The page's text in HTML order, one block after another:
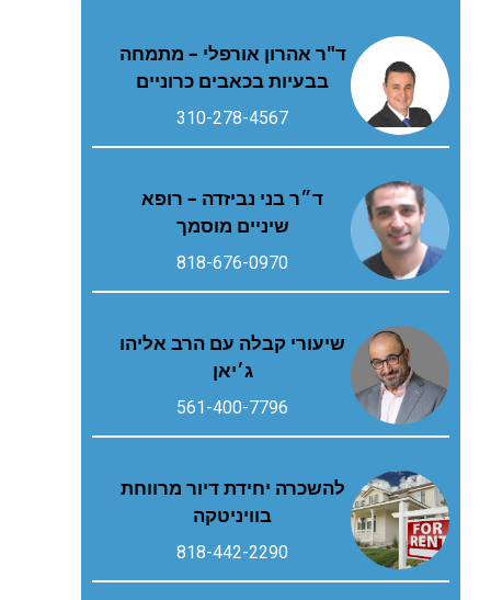
ד"ר אהרון אורפלי – מתמחה
בבעיות בכאבים כרוניים
310-278-4567
ד״ר בני נביזדה – רופא
שיניים מוסמך
818-676-0970
שיעורי קבלה עם הרב אליהו
ג׳יאן
561-400-7796
להשכרה יחידת דיור מרווחת
בוויניטקה
818-442-2290